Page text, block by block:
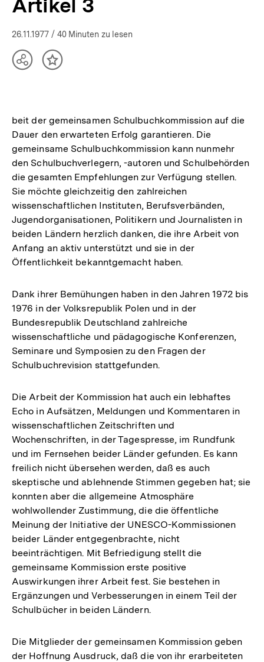
Artikel 3
26.11.1977 / 40 Minuten zu lesen
TeilenInhalt
beit der gemeinsamen Schulbuchkommission auf die
Dauer den erwarteten Erfolg garantieren. Die
gemeinsame Schulbuchkommission kann nunmehr
den Schulbuchverlegern, -autoren und Schulbehörden
die gesamten Empfehlungen zur Verfügung stellen.
Sie möchte gleichzeitig den zahlreichen
wissenschaftlichen Instituten, Berufsverbänden,
Jugendorganisationen, Politikern und Journalisten in
beiden Ländern herzlich danken, die ihre Arbeit von
Anfang an aktiv unterstützt und sie in der
Öffentlichkeit bekanntgemacht haben.
Dank ihrer Bemühungen haben in den Jahren 1972 bis
1976 in der Volksrepublik Polen und in der
Bundesrepublik Deutschland zahlreiche
wissenschaftliche und pädagogische Konferenzen,
Seminare und Symposien zu den Fragen der
Schulbuchrevision stattgefunden.
Die Arbeit der Kommission hat auch ein lebhaftes
Echo in Aufsätzen, Meldungen und Kommentaren in
wissenschaftlichen Zeitschriften und
Wochenschriften, in der Tagespresse, im Rundfunk
und im Fernsehen beider Länder gefunden. Es kann
freilich nicht übersehen werden, daß es auch
skeptische und ablehnende Stimmen gegeben hat; sie
konnten aber die allgemeine Atmosphäre
wohlwollender Zustimmung, die die öffentliche
Meinung der Initiative der UNESCO-Kommissionen
beider Länder entgegenbrachte, nicht
beeinträchtigen. Mit Befriedigung stellt die
gemeinsame Kommission erste positive
Auswirkungen ihrer Arbeit fest. Sie bestehen in
Ergänzungen und Verbesserungen in einem Teil der
Schulbücher in beiden Ländern.
Die Mitglieder der gemeinsamen Kommission geben
der Hoffnung Ausdruck, daß die von ihr erarbeiteten